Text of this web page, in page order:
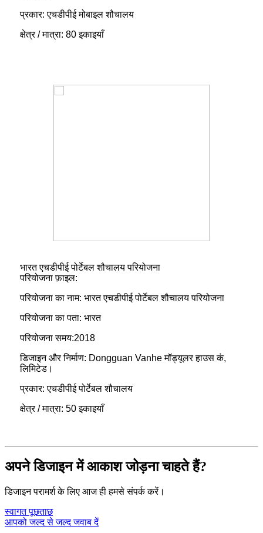
प्रकार: एचडीपीई मोबाइल शौचालय
क्षेत्र / मात्रा: 80 इकाइयाँ
भारत एचडीपीई पोर्टेबल शौचालय परियोजना
परियोजना फ़ाइल:
परियोजना का नाम: भारत एचडीपीई पोर्टेबल शौचालय परियोजना
परियोजना का पता: भारत
परियोजना समय:2018
डिजाइन और निर्माण: Dongguan Vanhe मॉड्यूलर हाउस कं,
लिमिटेड।
प्रकार: एचडीपीई पोर्टेबल शौचालय
क्षेत्र / मात्रा: 50 इकाइयाँ
अपने डिजाइन में आकाश जोड़ना चाहते हैं?
डिजाइन परामर्श के लिए आज ही हमसे संपर्क करें।
स्वागत पूछताछ
आपको जल्द से जल्द जवाब दें